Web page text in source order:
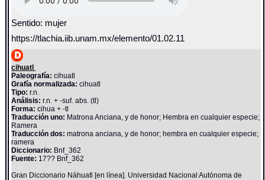
Sentido: mujer
https://tlachia.iib.unam.mx/elemento/01.02.11
cihuatl
Paleografía: cihuatl
Grafía normalizada: cihuatl
Tipo: r.n.
Análisis: r.n. + -suf. abs. (tl)
Forma: cihua + -tl
Traducción uno: Matrona Anciana, y de honor; Hembra en cualquier especie;
Ramera
Traducción dos: matrona anciana, y de honor; hembra en cualquier especie;
ramera
Diccionario: Bnf_362
Fuente: 17?? Bnf_362
Gran Diccionario Náhuatl [en línea]. Universidad Nacional Autónoma de